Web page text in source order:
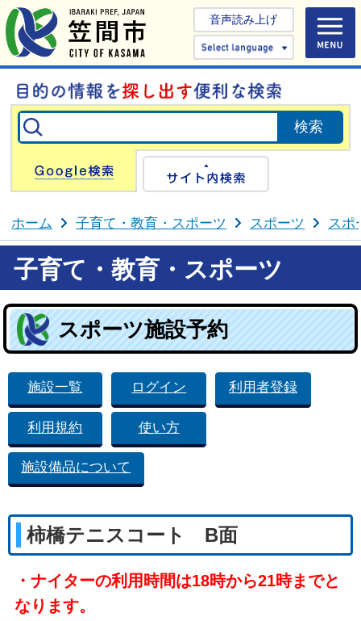
音声読み上げ
Select
Google検索
ホーム 子育て・教育・スポーツ スポーツ スポ
子育て・教育・スポーツ
スポーツ施設予約
施設一覧 ログイン 利用者登録
利用規約 使い方
施設備品について
柿橋テニスコート B面
・ナイターの利用時間は18時から21時までと
なります。